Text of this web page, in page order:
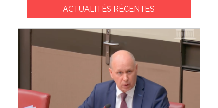
ACTUALITÉS RÉCENTES